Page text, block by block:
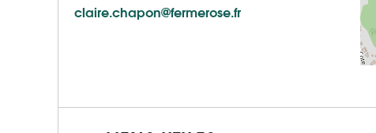
claire.chapon@fermerose.fr